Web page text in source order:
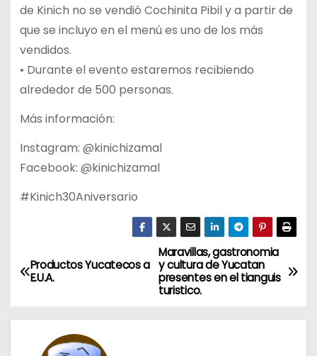
de Kinich no se vendió Cochinita Pibil y a partir de
que se incluyo en el menú es uno de los más
vendidos.
• Durante el evento estaremos recibiendo
alrededor de 500 personas.
Más información:
Instagram: @kinichizamal
Facebook: @kinichizamal
#Kinich30Aniversario
N
a
v
Maravillas, gastronomia
y cultura de Yucatan
presentes en el tianguis
turistico.
Productos Yucatecos a
E.U.A.